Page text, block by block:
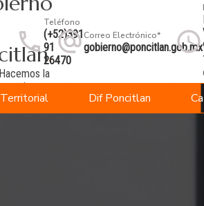
.
la
Teléfono
(+52)391
91
26470
Correo Electrónico*
gobierno@poncitlan.gob.mx
Dif Poncitlan